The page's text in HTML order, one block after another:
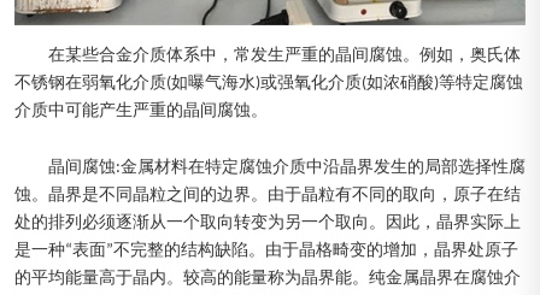
在某些合金介质体系中，常发生严重的晶间腐蚀。例如，奥氏体
不锈钢在弱氧化介质(如曝气海水)或强氧化介质(如浓硝酸)等特定腐蚀
介质中可能产生严重的晶间腐蚀。
晶间腐蚀:金属材料在特定腐蚀介质中沿晶界发生的局部选择性腐
蚀。晶界是不同晶粒之间的边界。由于晶粒有不同的取向，原子在结
处的排列必须逐渐从一个取向转变为另一个取向。因此，晶界实际上
是一种“表面”不完整的结构缺陷。由于晶格畸变的增加，晶界处原子
的平均能量高于晶内。较高的能量称为晶界能。纯金属晶界在腐蚀介